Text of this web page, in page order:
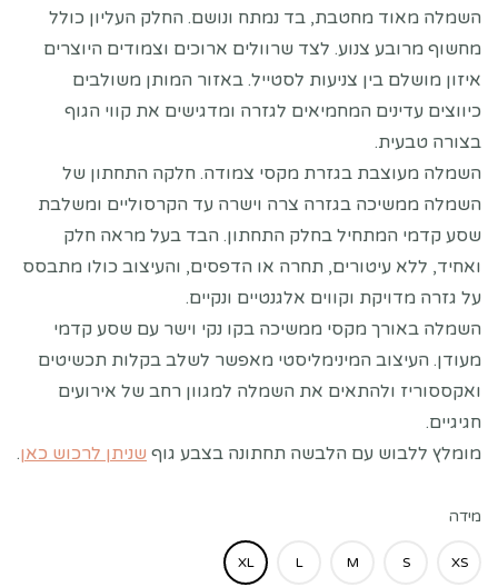
השמלה מאוד מחטבת, בד נמתח ונושם. החלק העליון כולל
מחשוף מרובע צנוע. לצד שרוולים ארוכים וצמודים היוצרים
איזון מושלם בין צניעות לסטייל. באזור המותן משולבים
כיווצים עדינים המחמיאים לגזרה ומדגישים את קווי הגוף
בצורה טבעית.
השמלה מעוצבת בגזרת מקסי צמודה. חלקה התחתון של
השמלה ממשיכה בגזרה צרה וישרה עד הקרסוליים ומשלבת
שסע קדמי המתחיל בחלק התחתון. הבד בעל מראה חלק
ואחיד, ללא עיטורים, תחרה או הדפסים, והעיצוב כולו מתבסס
על גזרה מדויקת וקווים אלגנטיים ונקיים.
השמלה באורך מקסי ממשיכה בקו נקי וישר עם שסע קדמי
מעודן. העיצוב המינימליסטי מאפשר לשלב בקלות תכשיטים
ואקססוריז ולהתאים את השמלה למגוון רחב של אירועים
חגיגיים.
מומלץ ללבוש עם הלבשה תחתונה בצבע גוף שניתן לרכוש כאן.
מידה
XS
S
M
L
XL